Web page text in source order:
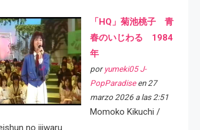
「HQ」菊池桃子 青
春のいじわる 1984
年
por yumeki05 J-
PopParadiseen 27
marzo 2026 a las 2:51
Momoko Kikuchi /